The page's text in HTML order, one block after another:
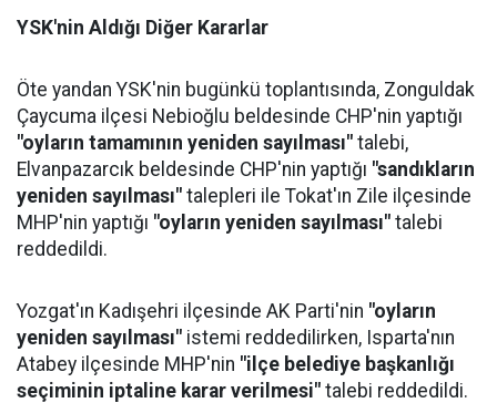
YSK'nin Aldığı Diğer Kararlar
Öte yandan YSK'nin bugünkü toplantısında, Zonguldak
Çaycuma ilçesi Nebioğlu beldesinde CHP'nin yaptığı
"oyların tamamının yeniden sayılması" talebi,
Elvanpazarcık beldesinde CHP'nin yaptığı "sandıkların
yeniden sayılması" talepleri ile Tokat'ın Zile ilçesinde
MHP'nin yaptığı "oyların yeniden sayılması" talebi
reddedildi.
Yozgat'ın Kadışehri ilçesinde AK Parti'nin "oyların
yeniden sayılması" istemi reddedilirken, Isparta'nın
Atabey ilçesinde MHP'nin "ilçe belediye başkanlığı
seçiminin iptaline karar verilmesi" talebi reddedildi.